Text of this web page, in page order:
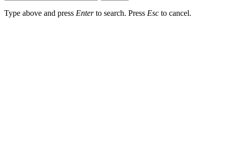
Type above and press Enterto search. Press Esc to cancel.